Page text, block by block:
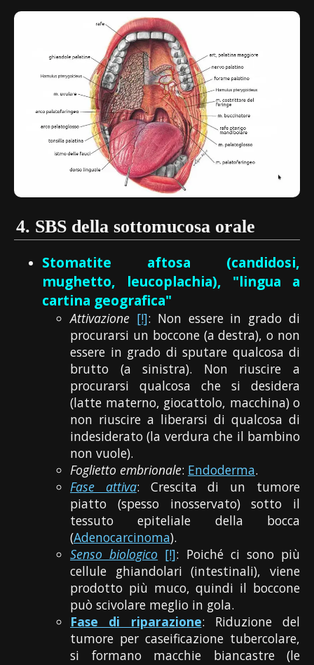
4. SBS della sottomucosa orale
Stomatite aftosa (candidosi,
mughetto, leucoplachia), "lingua a
cartina geografica"
Attivazione [!]: Non essere in grado di
procurarsi un boccone (a destra), o non
essere in grado di sputare qualcosa di
brutto (a sinistra). Non riuscire a
procurarsi qualcosa che si desidera
(latte materno, giocattolo, macchina) o
non riuscire a liberarsi di qualcosa di
indesiderato (la verdura che il bambino
non vuole).
Foglietto embrionale: Endoderma.
Fase attiva: Crescita di un tumore
piatto (spesso inosservato) sotto il
tessuto epiteliale della bocca
(Adenocarcinoma).
Senso biologico [!]: Poiché ci sono più
cellule ghiandolari (intestinali), viene
prodotto più muco, quindi il boccone
può scivolare meglio in gola.
Fase di riparazione: Riduzione del
tumore per caseificazione tubercolare,
si formano macchie biancastre (le